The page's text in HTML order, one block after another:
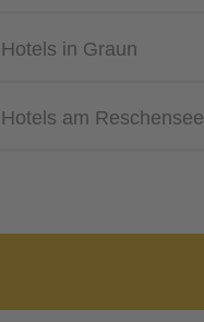
Hotels in Graun
Hotels am Reschensee